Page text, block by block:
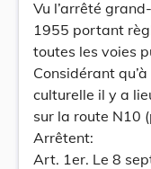
Vu l’arrêté
1955 portant
toutes les voies
Considérant
culturelle il y a
sur la route N10
Arrêtent:
Art. 1er. Le 8